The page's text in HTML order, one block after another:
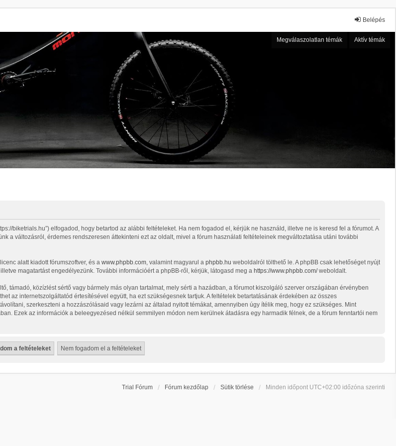
Belépés
Megválaszolatlan témák Aktív témák
biketrials.hu”) elfogadod, hogy betartod az alábbi feltételeket. Ha nem fogadod el, kérjük ne használd, illetve ne is keresd fel a fórumot. A
a változásról, érdemes rendszeresen áttekinteni ezt az oldalt, mivel a fórum használati feltételeinek megváltoztatása utáni további
alatt kiadott fórumszoftver, és a www.phpbb.com, valamint magyarul a phpbb.hu weboldalról tölthető le. A phpBB csak lehetőséget nyújt
magatartást engedélyezünk. További információért a phpBB-ről, kérjük, látogasd meg a https://www.phpbb.com/weboldalt.
támadó, közízlést sértő vagy bármely más olyan tartalmat, mely sérti a hazádban, a fórumot kiszolgáló szerver országában érvényben
az internetszolgáltatód értesítésével együtt, ha ezt szükségesnek tartjuk. A feltételek betartatásának érdekében az összes
szerkeszteni a hozzászólásaid vagy lezárni az általad nyitott témákat, amennyiben úgy ítélik meg, hogy ez szükséges. Mint
Ezek az információk a beleegyezésed nélkül semmilyen módon nem kerülnek átadásra egy harmadik félnek, de a fórum fenntartói nem
Trial Fórum Fórum kezdőlap Sütik törlése Minden időpont UTC+02:00 időzóna szerinti